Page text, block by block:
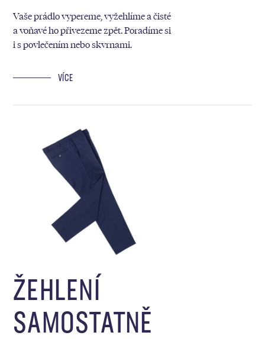
Vaše prádlo vypereme, vyžehlíme a čisté
a voňavé ho přivezeme zpět. Poradíme si
i s povlečením nebo skvrnami.
VÍCE
ŽEHLENÍ
SAMOSTATNĚ